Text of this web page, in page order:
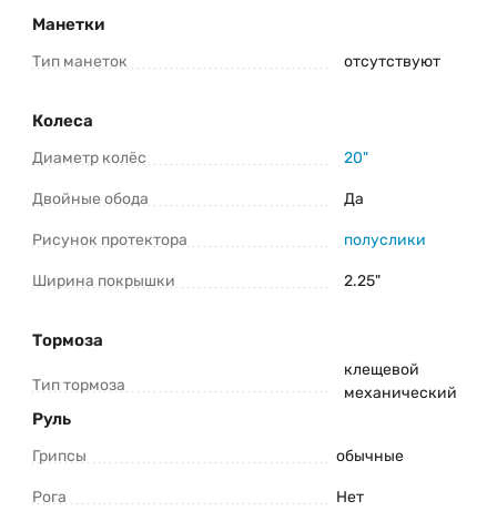
Манетки
Тип манеток отсутствуют
Колеса
Диаметр колёс 20"
Двойные обода Да
Рисунок протектора полуслики
Ширина покрышки 2.25"
Тормоза
Тип тормоза
клещевой
механический
Руль
Грипсы обычные
Рога Нет